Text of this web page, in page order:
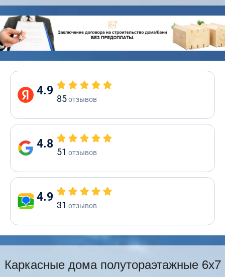
4.9
85отзывов
4.8
51 отзывов
4.9
31 отзывов
Каркасные дома полутораэтажные 6х7